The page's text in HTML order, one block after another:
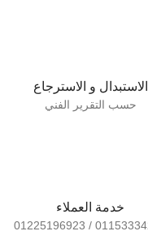
الاستبدال و الاسترجاع
حسب التقرير الفني
خدمة العملاء
01153334255 /